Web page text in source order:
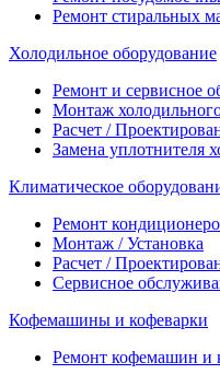
Ремонт стиральных
Холодильное оборудование
Ремонт и сервисное
Монтаж
Расчет /
Замена уплотнителя
Климатическое
Ремонт
Монтаж / Установка
Расчет /
Сервисное
Кофемашины и кофеварки
Ремонт кофемашин и